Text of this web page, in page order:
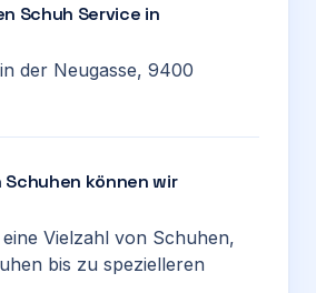
Schuh Service in
der Neugasse, 9400
Schuhen können wir
Vielzahl von Schuhen,
bis zu spezielleren